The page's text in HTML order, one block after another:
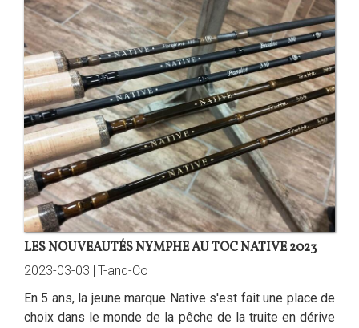
LES NOUVEAUTÉS NYMPHE AU TOC NATIVE 2023
2023-03-03 | T-and-Co
En 5 ans, la jeune marque Native s'est fait une place de
choix dans le monde de la pêche de la truite en dérive